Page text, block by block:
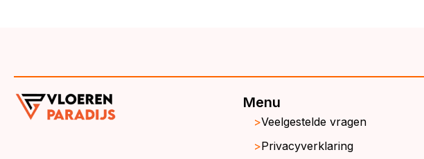
Menu
Veelgestelde vragen
Privacyverklaring